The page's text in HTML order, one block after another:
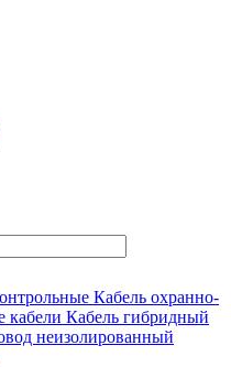
Кабель охранно-
кабели Кабель гибридный
неизолированный